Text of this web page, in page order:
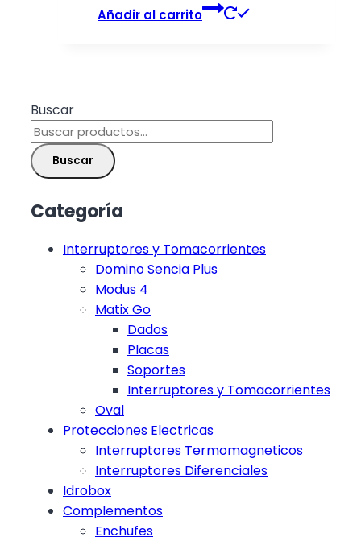
Añadir al carrito
Buscar
Buscar
Categoría
Interruptores y Tomacorrientes
Domino Sencia Plus
Modus 4
Matix Go
Dados
Placas
Soportes
Interruptores y Tomacorrientes
Oval
Protecciones Electricas
Interruptores Termomagneticos
Interruptores Diferenciales
Idrobox
Complementos
Enchufes